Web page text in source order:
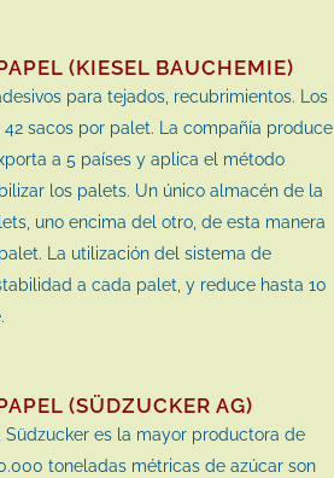
(KIESEL BAUCHEMIE)
para tejados, recubrimientos. Los
sacos por palet. La compañía produce
a 5 países y aplica el método
los palets. Un único almacén de la
uno encima del otro, de esta manera
La utilización del sistema de
a cada palet, y reduce hasta 10
(SÜDZUCKER AG)
Südzucker es la mayor productora de
toneladas métricas de azúcar son